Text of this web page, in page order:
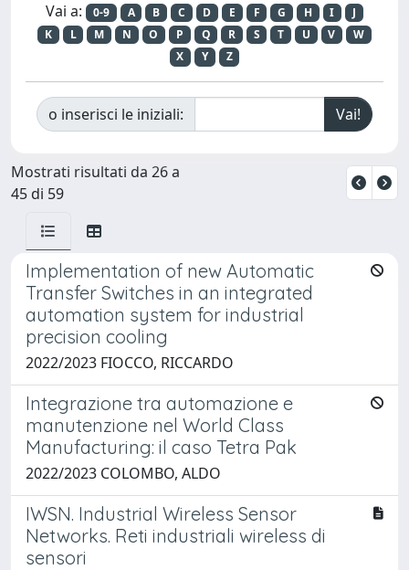
Vai a: 0-9 A B C D E F G H I
J
K
L M N O P Q R S T U V
W
X
Y Z
o inserisci le iniziali:
Mostrati risultati da 26 a
45 di 59
Implementation of new Automatic
Transfer Switches in an integrated
automation system for industrial
precision cooling
2022/2023 FIOCCO, RICCARDO
Integrazione tra automazione e
manutenzione nel World Class
Manufacturing: il caso Tetra Pak
2022/2023 COLOMBO, ALDO
IWSN. Industrial Wireless Sensor
Networks. Reti industriali wireless di
sensori